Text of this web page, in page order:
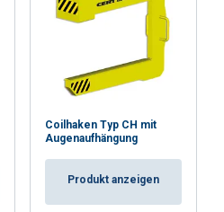
Coilhaken Typ CH mit
Augenaufhängung
Produkt anzeigen